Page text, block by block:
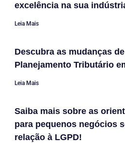
excelência na sua
Leia Mais
Descubra as mudanças
Planejamento Tributário
Leia Mais
Saiba mais sobre as
para pequenos negócios
relação à LGPD!